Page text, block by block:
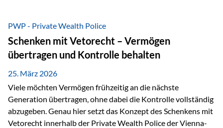
und Unternehmen. Ein wesentliches Merkmal ist die
Staatsfinanzierung: Liechtenstein weist keine
Staatsschulden auf, und der Schutz der wirtschaftlichen
Interessen der Bevölkerung ist in der Verfassung verankert.
Besonders hervorzuheben ist hierbei Artikel 14 der
liechtensteinischen Verfassung. Darin…
PWP - Private Wealth Police
Schenken mit Vetorecht – Vermögen
übertragen und Kontrolle behalten
25. März 2026
Viele möchten Vermögen frühzeitig an die nächste
Generation übertragen, ohne dabei die Kontrolle vollständig
abzugeben. Genau hier setzt das Konzept des Schenkens mit
Vetorecht innerhalb der Private Wealth Police der Vienna-